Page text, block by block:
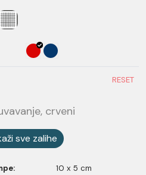
RESET
crveni
sve zalihe
10 x 5 cm